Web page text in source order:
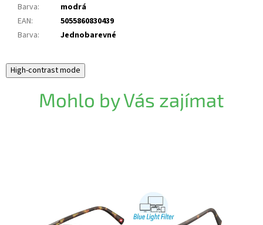
Barva:
modrá
EAN:
5055860830439
Barva: Jednobarevné
High-contrast mode
Mohlo by Vás zajímat